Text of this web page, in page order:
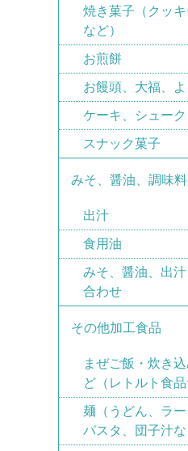
焼き菓子（クッ
など）
お煎餅
お饅頭、大福、
ケーキ、シュー
スナック菓子
みそ、醤油、調味
出汁
食用油
みそ、醤油、出
合わせ
その他加工食品
まぜご飯・炊き
ど（レトルト食品
麺（うどん、ラー
パスタ、団子汁な